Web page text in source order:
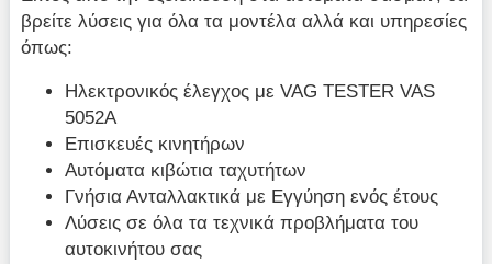
βρείτε λύσεις για όλα τα μοντέλα αλλά και υπηρεσίες
όπως:
Ηλεκτρονικός έλεγχος με VAG TESTER VAS
5052A
Επισκευές κινητήρων
Αυτόματα κιβώτια ταχυτήτων
Γνήσια Ανταλλακτικά με Εγγύηση ενός έτους
Λύσεις σε όλα τα τεχνικά προβλήματα του
αυτοκινήτου σας